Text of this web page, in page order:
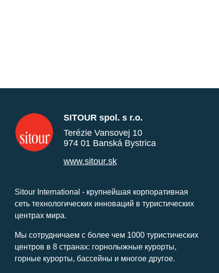
SITOUR spol. s r.o.
Terézie Vansovej 10
974 01 Banská Bystrica
www.sitour.sk
Sitour International - крупнейшая корпоративная
сеть технологических инноваций в туристических
центрах мира.
Мы сотрудничаем с более чем 1000 туристических
центров в 8 странах: горнолыжные курорты,
горные курорты, бассейны и многое другое.